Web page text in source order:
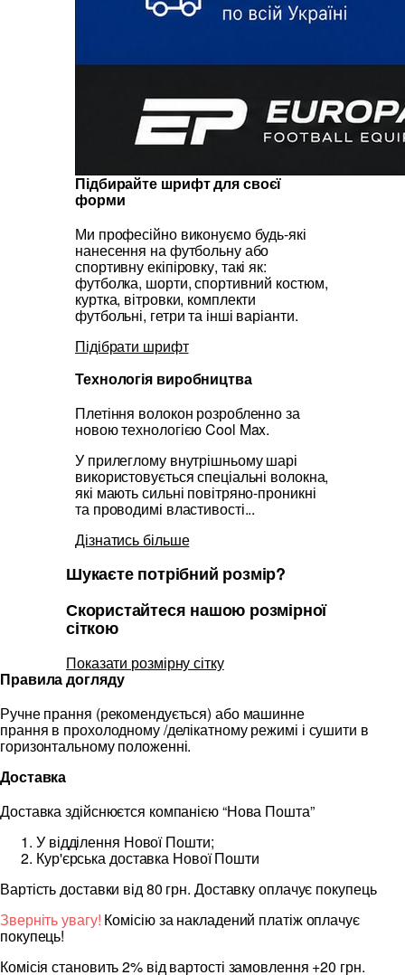
Підбирайте шрифт для своєї
форми
Ми професійно виконуємо будь-які
нанесення на футбольну або
спортивну екіпіровку, такі як:
футболка, шорти, спортивний костюм,
куртка, вітровки, комплекти
футбольні, гетри та інші варіанти.
Підібрати шрифт
Технологія виробництва
Плетіння волокон розробленно за
новою технологією Cool Max.
У прилеглому внутрішньому шарі
використовується спеціальні волокна,
які мають сильні повітряно-проникні
та проводимі властивості...
Дізнатись більше
Шукаєте потрібний розмір?
Скористайтеся нашою розмірної
сіткою
Показати розмірну сітку
Правила догляду
Ручне прання (рекомендується) або машинне
прання в прохолодному /делікатному режимі і сушити в
горизонтальному положенні.
Доставка
Доставка здійснюєтся компанією “Нова Пошта”
У відділення Нової Пошти;
Кур'єрська доставка Нової Пошти
Вартість доставки від 80 грн. Доставку оплачує покупець
Зверніть увагу! Комісію за накладений платіж оплачує
покупець!
Комісія становить 2% від вартості замовлення +20 грн.